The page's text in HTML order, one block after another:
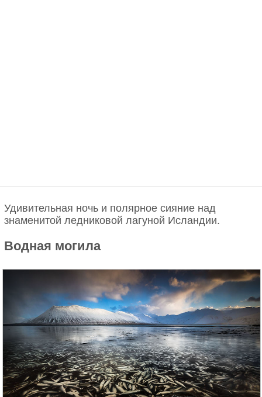
Удивительная ночь и полярное сияние над
знаменитой ледниковой лагуной Исландии.
Водная могила